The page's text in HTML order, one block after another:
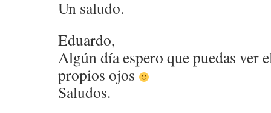
Un saludo.
Eduardo,
Algún día espero que puedas ver
propios ojos
Saludos.